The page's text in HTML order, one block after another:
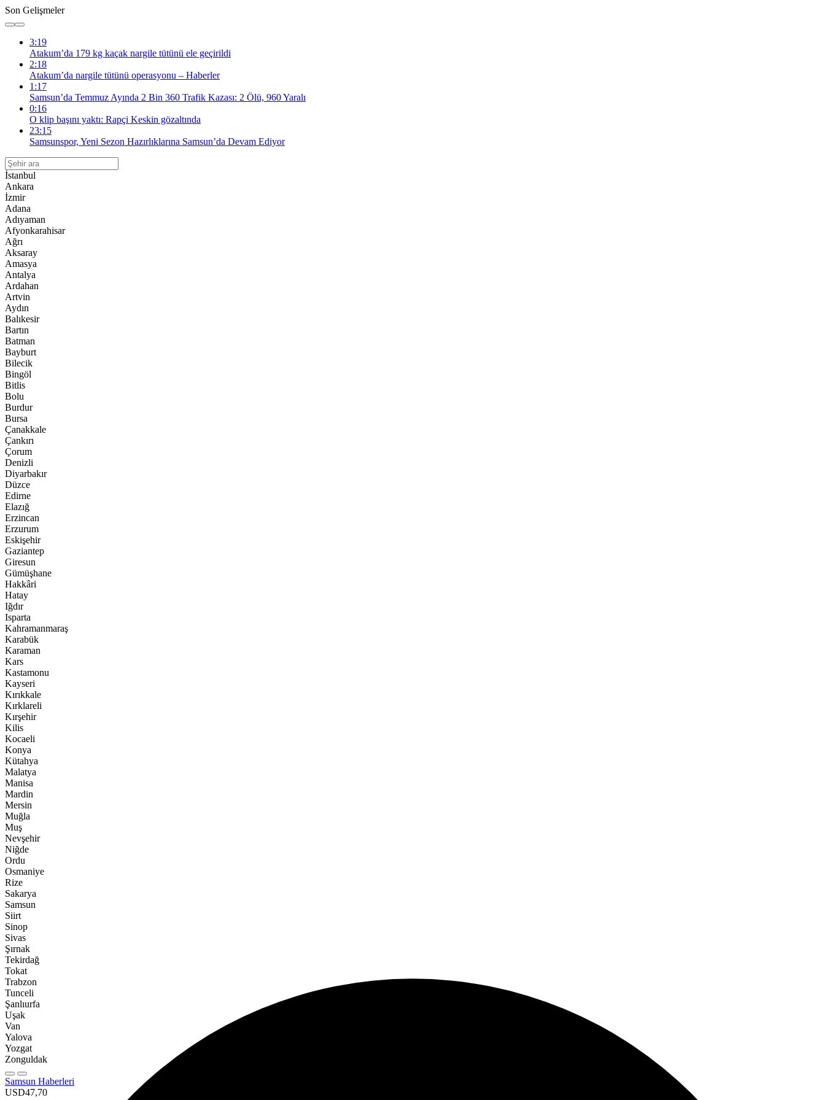
Son Gelişmeler
3:19
Atakum’da 179 kg kaçak nargile tütünü ele geçirildi
2:18
Atakum’da nargile tütünü operasyonu – Haberler
1:17
Samsun’da Temmuz Ayında 2 Bin 360 Trafik Kazası: 2 Ölü, 960 Yaralı
0:16
O klip başını yaktı: Rapçi Keskin gözaltında
23:15
Samsunspor, Yeni Sezon Hazırlıklarına Samsun’da Devam Ediyor
İstanbul
Ankara
İzmir
Adana
Adıyaman
Afyonkarahisar
Ağrı
Aksaray
Amasya
Antalya
Ardahan
Artvin
Aydın
Balıkesir
Bartın
Batman
Bayburt
Bilecik
Bingöl
Bitlis
Bolu
Burdur
Bursa
Çanakkale
Çankırı
Çorum
Denizli
Diyarbakır
Düzce
Edirne
Elazığ
Erzincan
Erzurum
Eskişehir
Gaziantep
Giresun
Gümüşhane
Hakkâri
Hatay
Iğdır
Isparta
Kahramanmaraş
Karabük
Karaman
Kars
Kastamonu
Kayseri
Kırıkkale
Kırklareli
Kırşehir
Kilis
Kocaeli
Konya
Kütahya
Malatya
Manisa
Mardin
Mersin
Muğla
Muş
Nevşehir
Niğde
Ordu
Osmaniye
Rize
Sakarya
Samsun
Siirt
Sinop
Sivas
Şırnak
Tekirdağ
Tokat
Trabzon
Tunceli
Şanlıurfa
Uşak
Van
Yalova
Yozgat
Zonguldak
Samsun Haberleri
USD47,70